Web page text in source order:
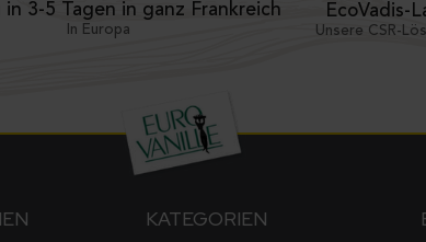
3-5 Tagen in ganz Frankreich
In Europa
EcoVadis-
Unsere CSR-
KATEGORIEN